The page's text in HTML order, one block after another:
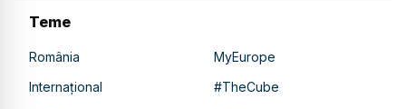
Teme
România
MyEurope
Internațional
#TheCube